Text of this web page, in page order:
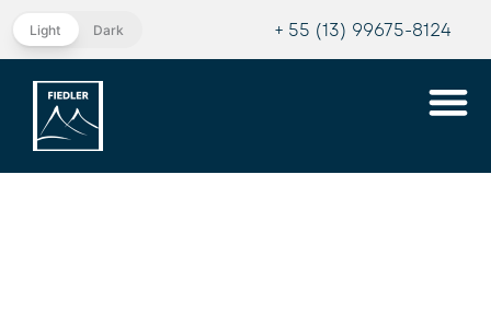
Light Dark + 55 (13) 99675-8124